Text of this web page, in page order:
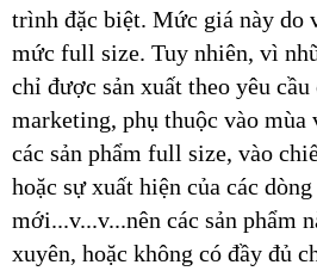
trình đặc biệt. Mức giá này do
mức full size. Tuy nhiên, vì
chỉ được sản xuất theo yêu cầu
marketing, phụ thuộc vào mùa
các sản phẩm full size, vào
hoặc sự xuất hiện của các dòng
mới...v...v...nên các sản phẩm
xuyên, hoặc không có đầy đủ